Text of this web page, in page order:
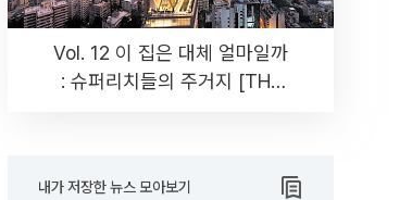
Vol. 12 이 집은 대체 얼마일까
: 슈퍼리치들의 주거지 [THE
내가 저장한 뉴스 모아보기